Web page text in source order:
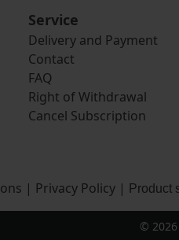
Service
Delivery and Payment
Contact
FAQ
Right of Withdrawal
Cancel Subscription
| Privacy Policy | Product
©